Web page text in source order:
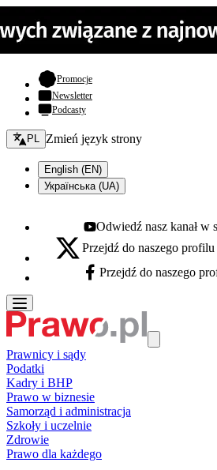
Promocje- otwiera się w nowej karcie
Newsletter
Podcasty
Zmień język - bieżący:
PL Zmień język strony
English (EN)
Українська (UA)
Youtube - otwiera się w nowej
Odwiedź nasz kanał w
X - otwiera się w nowej karcie
Przejdź do naszego
Facebook - otwiera się w nowej
Przejdź do naszego
Prawnicy i sądy
Podatki
Kadry i BHP
Prawo w biznesie
Samorząd i administracja
Szkoły i uczelnie
Zdrowie
Prawo dla każdego